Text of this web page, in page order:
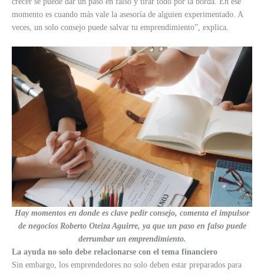
momento es cuando más vale la asesoría de alguien experimentado. A
veces, un solo consejo puede salvar tu emprendimiento”, explica.
Hay momentos en donde es clave pedir consejo, comenta el impulsor
de negocios Roberto Oteiza Aguirre, ya que un paso en falso puede
derrumbar un emprendimiento.
La ayuda no solo debe relacionarse con el tema financiero
Sin embargo, los emprendedores no solo deben estar preparados para